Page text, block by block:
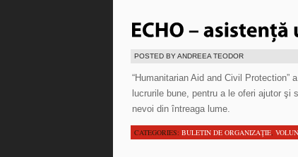
POSTED BY ANDREEA TEODOR
“Humanitarian Aid and Civil
lucrurile bune, pentru a le oferi ajutor şi
nevoi din întreaga lume.
CATEGORIES: BULETIN DE ORGANIZAŢIE,